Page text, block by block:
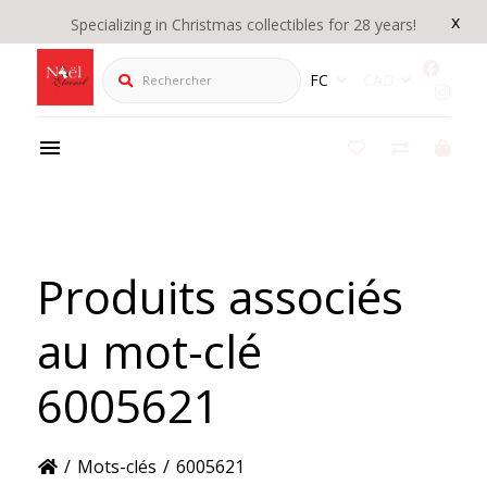
x
Specializing in Christmas collectibles for 28 years!
Rechercher FC
Produits associés
au mot-clé
6005621
/ Mots-clés / 6005621